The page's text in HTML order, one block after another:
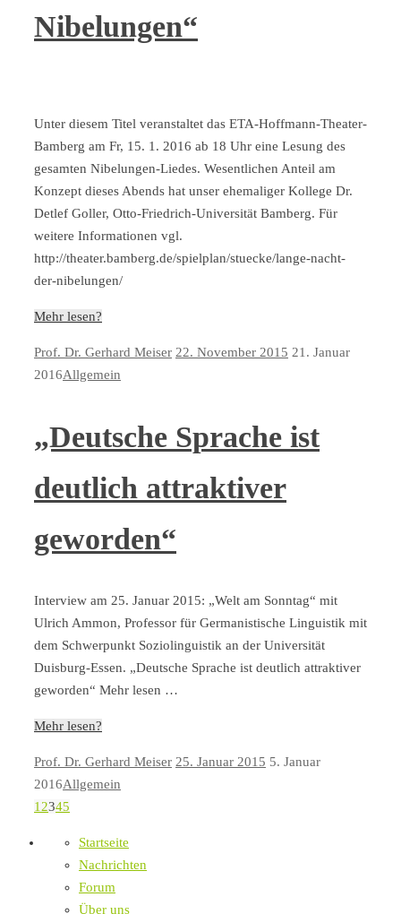
Nibelungen“
Unter diesem Titel veranstaltet das ETA-Hoffmann-Theater-
Bamberg am Fr, 15. 1. 2016 ab 18 Uhr eine Lesung des
gesamten Nibelungen-Liedes. Wesentlichen Anteil am
Konzept dieses Abends hat unser ehemaliger Kollege Dr.
Detlef Goller, Otto-Friedrich-Universität Bamberg. Für
weitere Informationen vgl.
http://theater.bamberg.de/spielplan/stuecke/lange-nacht-
der-nibelungen/
Mehr lesen?
Prof. Dr. Gerhard Meiser 22. November 2015 21. Januar
2016Allgemein
„Deutsche Sprache ist
deutlich attraktiver
geworden“
Interview am 25. Januar 2015: „Welt am Sonntag“ mit
Ulrich Ammon, Professor für Germanistische Linguistik mit
dem Schwerpunkt Soziolinguistik an der Universität
Duisburg-Essen. „Deutsche Sprache ist deutlich attraktiver
geworden“ Mehr lesen …
Mehr lesen?
Prof. Dr. Gerhard Meiser 25. Januar 2015 5. Januar
2016Allgemein
12345
Startseite
Nachrichten
Forum
Über uns